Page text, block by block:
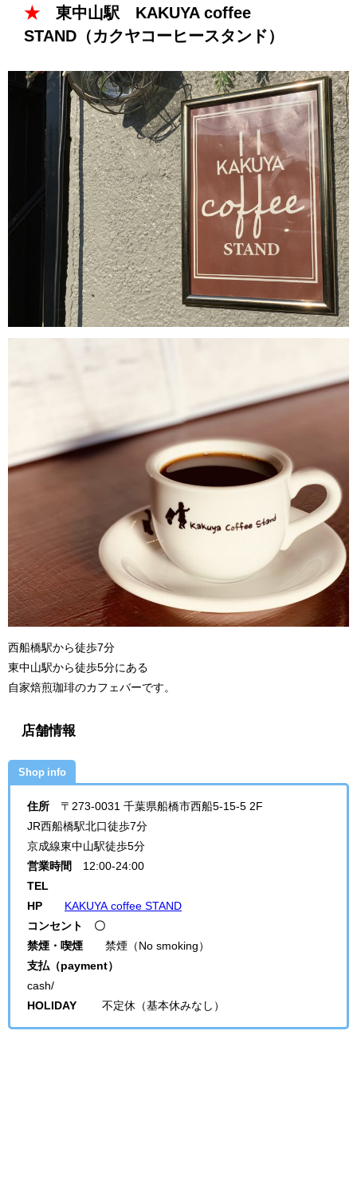
★東中山駅 KAKUYA coffee
STAND（カクヤコーヒースタンド）
西船橋駅から徒歩7分
東中山駅から徒歩5分にある
自家焙煎珈琲のカフェバーです。
店舗情報
Shop info
住所 〒273-0031 千葉県船橋市西船5-15-5 2F
JR西船橋駅北口徒歩7分
京成線東中山駅徒歩5分
営業時間 12:00-24:00
TEL
HP
KAKUYA coffee STAND
コンセント 〇
禁煙・喫煙 禁煙（No smoking）
支払（payment）
cash/
HOLIDAY 不定休（基本休みなし）